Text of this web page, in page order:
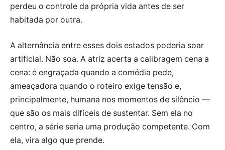
perdeu o controle da própria vida antes de ser
habitada por outra.
A alternância entre esses dois estados poderia soar
artificial. Não soa. A atriz acerta a calibragem cena a
cena: é engraçada quando a comédia pede,
ameaçadora quando o roteiro exige tensão e,
principalmente, humana nos momentos de silêncio —
que são os mais difíceis de sustentar. Sem ela no
centro, a série seria uma produção competente. Com
ela, vira algo que prende.